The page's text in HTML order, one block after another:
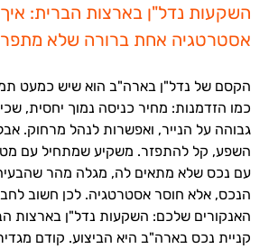
השקעות נדל"ן בארצות הברית: איך
אסטרטגיה אחת ברורה שלא
הקסם של נדל"ן בארה"ב הוא שיש כמעט
כמו הזדמנות: מחיר כניסה נמוך יחסית,
גבוהה על הנייר, ואפשרות לנהל מרחוק.
השפע, קל להתפזר. משקיע שמתחיל עם
עם נכס שלא מתאים לה, מגלה מהר
הנכס, אלא חוסר אסטרטגיה. לכן חשוב לחבר
האנקורים שלכם: השקעות נדל"ן בארצות
קניית נכס בארה"ב היא הביצוע. קודם